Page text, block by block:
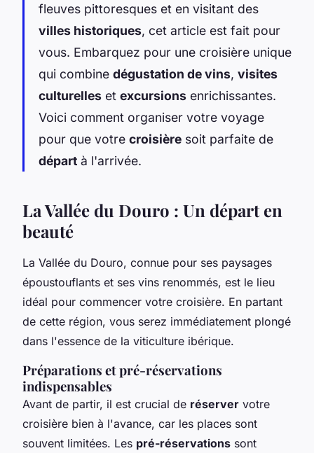
fleuves pittoresques et en visitant des
villes historiques, cet article est fait pour
vous. Embarquez pour une croisière unique
qui combine dégustation de vins, visites
culturelles et excursions enrichissantes.
Voici comment organiser votre voyage
pour que votre croisière soit parfaite de
départ à l'arrivée.
La Vallée du Douro : Un départ en
beauté
La Vallée du Douro, connue pour ses paysages
époustouflants et ses vins renommés, est le lieu
idéal pour commencer votre croisière. En partant
de cette région, vous serez immédiatement plongé
dans l'essence de la viticulture ibérique.
Préparations et pré-réservations
indispensables
Avant de partir, il est crucial de réserver votre
croisière bien à l'avance, car les places sont
souvent limitées. Les pré-réservations sont